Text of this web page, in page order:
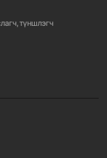
түншлэгч